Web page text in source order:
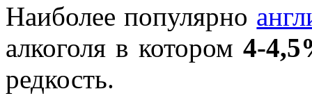
Наиболее популярно
алкоголя в котором 4-
редкость.